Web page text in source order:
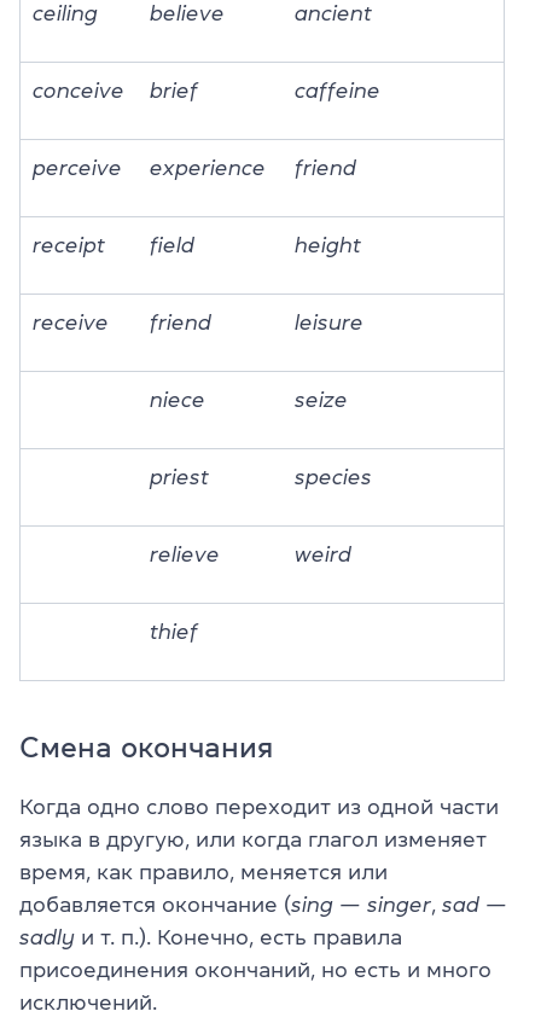
ceiling believe ancient
conceive brief caffeine
perceive experience friend
receipt field height
receive friend leisure
niece seize
priest species
relieve weird
thief
Смена окончания
Когда одно слово переходит из одной части
языка в другую, или когда глагол изменяет
время, как правило, меняется или
добавляется окончание (sing — singer, sad —
sadly и т. п.). Конечно, есть правила
присоединения окончаний, но есть и много
исключений.